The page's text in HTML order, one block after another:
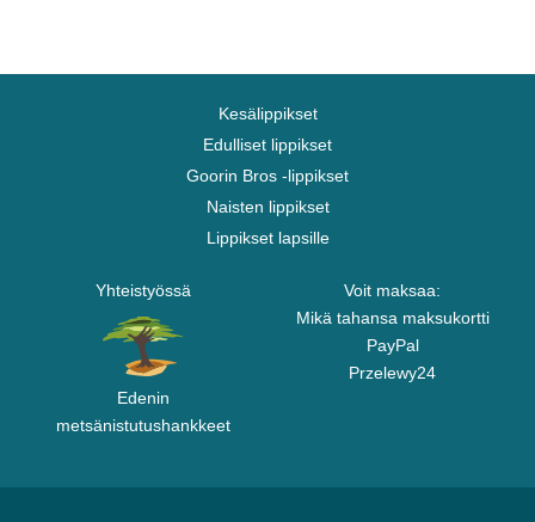
Kesälippikset
Edulliset lippikset
Goorin Bros -lippikset
Naisten lippikset
Lippikset lapsille
Yhteistyössä
Edenin
metsänistutushankkeet
Voit maksaa:
Mikä tahansa maksukortti
PayPal
Przelewy24